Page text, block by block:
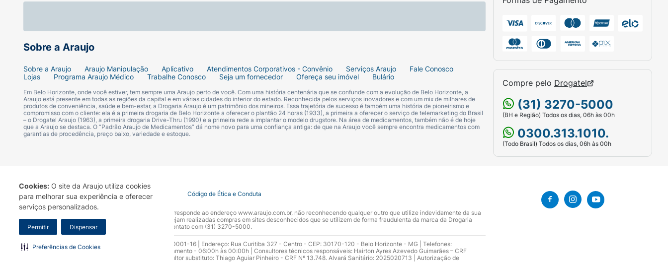
Cookies: O site da Araujo utiliza cookies
para melhorar sua experiência e oferecer
serviços personalizados.
Permitir Dispensar
Preferências de Cookies
Sobre a Araujo
Sobre a Araujo Araujo Manipulação Aplicativo Atendimentos Corporativos - Convênio Serviços Araujo
Fale Conosco
Lojas
Programa Araujo Médico Trabalhe Conosco Seja um fornecedor Ofereça seu imóvel Bulário
Em Belo Horizonte, onde você estiver, tem sempre uma Araujo perto de você. Com uma história centenária que se confunde com a evolução de Belo Horizonte, a
Araujo está presente em todas as regiões da capital e em várias cidades do interior do estado. Reconhecida pelos serviços inovadores e com um mix de milhares de
produtos de conveniência, saúde e bem-estar, a Drogaria Araujo é um patrimônio dos mineiros. Essa trajetória de sucesso é também uma história de pioneirismo e
compromisso com o cliente: ela é a primeira drogaria de Belo Horizonte a oferecer o plantão 24 horas (1933), a primeira a oferecer o serviço de telemarketing do Brasil
– o Drogatel Araujo (1963), a primeira drogaria Drive-Thru (1990) e a primeira rede a implantar o modelo drugstore. Na área de medicamentos, também não é de hoje
que a Araujo se destaca. O “Padrão Araujo de Medicamentos” dá nome novo para uma confiança antiga: de que na Araujo você sempre encontra medicamentos com
garantias de procedência, preço baixo, variedade e estoque.
Compre pelo Drogatel
(31) 3270-5000
(BH e Região) Todos os dias, 06h às 00h
0300.313.1010.
(Todo Brasil) Todos os dias, 06h às 00h
Termo de Uso Portal da Privacidade Covid-19 Código de Ética e Conduta
A Drogaria Araujo S/A informa que o seu site oficial corresponde ao endereço www.araujo.com.br, não reconhecendo qualquer outro que utilize indevidamente da sua
marca. Para sua segurança recomendamos que não sejam realizadas compras em sites desconhecidos que se utilizem de forma fraudulenta da marca da Drogaria
Araujo S.A. Em caso de dúvidas, gentileza entrar em contato com (31) 3270-5000.
Razão Social: Drogaria Araujo S.A | CNPJ: 17.256.512.0001-16 | Endereço: Rua Curitiba 327 - Centro - CEP: 30170-120 - Belo Horizonte - MG | Telefones:
0300.313.1010 e (31) 3270-5000 Horário de funcionamento - 06:00h às 00:00h | Consultores técnicos responsáveis: Hairton Ayres Azevedo Guimarães – CRF
10.965 | Yasmin Silva Alvarenga – CRF 52.584 - Consultor substituto: Thiago Aguiar Pinheiro - CRF Nº 13.748. Alvará Sanitário: 2025020713 | Autorização de